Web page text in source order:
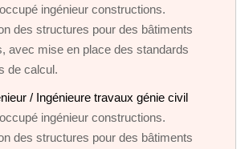
ingénieur constructions.
des structures pour des bâtiments
avec mise en place des standards
de calcul.
/ Ingénieure travaux génie civil
ingénieur constructions.
des structures pour des bâtiments